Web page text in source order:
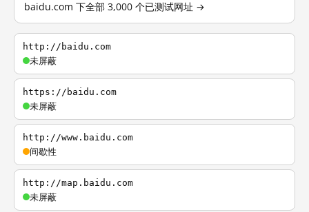
baidu.com 下全部 3,000 个已测试网址 →
http://baidu.com
未屏蔽
https://baidu.com
未屏蔽
http://www.baidu.com
间歇性
http://map.baidu.com
未屏蔽